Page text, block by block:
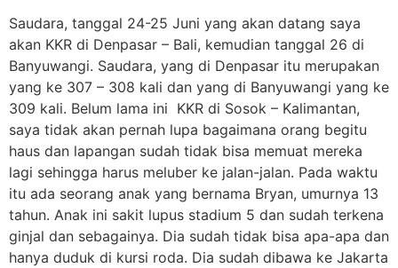
Saudara, tanggal 24-25 Juni yang akan datang saya
akan KKR di Denpasar – Bali, kemudian tanggal 26 di
Banyuwangi. Saudara, yang di Denpasar itu merupakan
yang ke 307 – 308 kali dan yang di Banyuwangi yang ke
309 kali. Belum lama ini KKR di Sosok – Kalimantan,
saya tidak akan pernah lupa bagaimana orang begitu
haus dan lapangan sudah tidak bisa memuat mereka
lagi sehingga harus meluber ke jalan-jalan. Pada waktu
itu ada seorang anak yang bernama Bryan, umurnya 13
tahun. Anak ini sakit lupus stadium 5 dan sudah terkena
ginjal dan sebagainya. Dia sudah tidak bisa apa-apa dan
hanya duduk di kursi roda. Dia sudah dibawa ke Jakarta